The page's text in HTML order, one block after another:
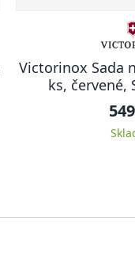
Victorinox Sada
ks, červené,